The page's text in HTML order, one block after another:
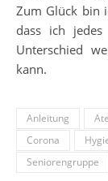
Zum Glück bin
dass ich
Unterschied
kann.
Anleitung
Corona
Seniorengruppe